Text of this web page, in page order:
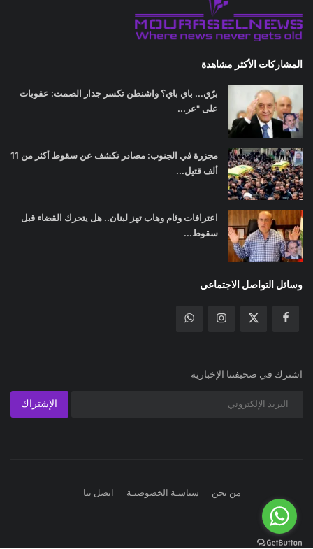
المشاركات الأكثر مشاهدة
برّي... باي باي؟ واشنطن تكسر جدار الصمت: عقوبات
على "عر...
مجزرة في الجنوب: مصادر تكشف عن سقوط أكثر من 11
ألف قتيل...
اعترافات وئام وهاب تهز لبنان.. هل يتحرك القضاء قبل
سقوط...
وسائل التواصل الاجتماعي
اشترك في صحيفتنا الإخبارية
الإشتراك
من نحن سياسـة الخصوصيـة اتصل بنا